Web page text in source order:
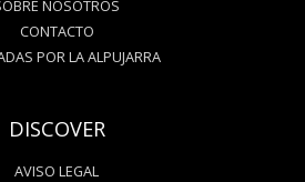
NOSOTROS
CONTACTO
POR LA ALPUJARRA
DISCOVER
AVISO LEGAL